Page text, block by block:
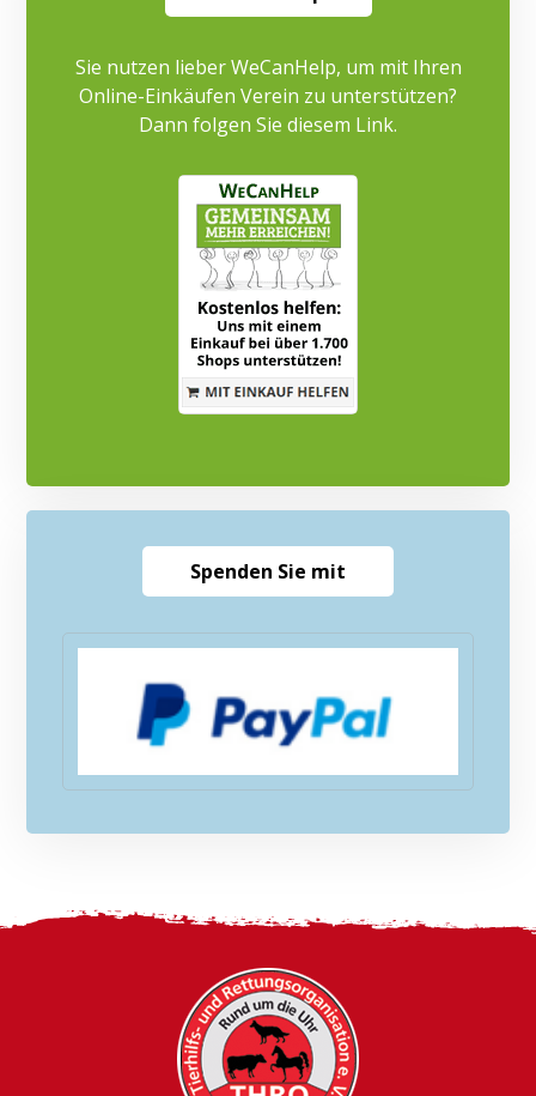
Sie nutzen lieber WeCanHelp, um mit Ihren
Online-Einkäufen Verein zu unterstützen?
Dann folgen Sie diesem Link.
Spenden Sie mit